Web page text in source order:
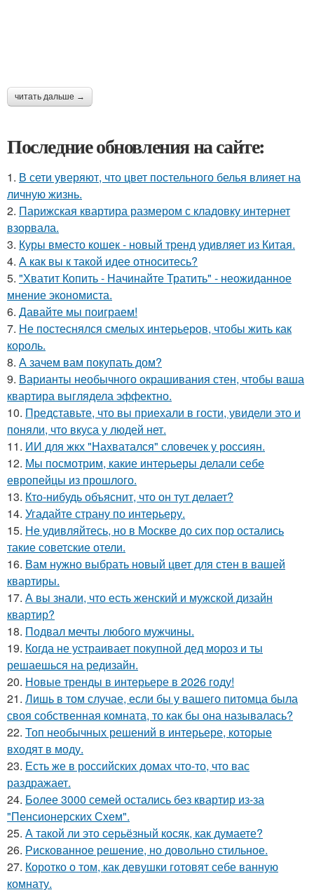
читать дальше →
Последние обновления на сайте:
1. В сети уверяют, что цвет постельного белья влияет на
личную жизнь.
2. Парижская квартира размером с кладовку интернет
взорвала.
3. Куры вместо кошек - новый тренд удивляет из Китая.
4. А как вы к такой идее относитесь?
5. "Хватит Копить - Начинайте Тратить" - неожиданное
мнение экономиста.
6. Давайте мы поиграем!
7. Не постеснялся смелых интерьеров, чтобы жить как
король.
8. А зачем вам покупать дом?
9. Варианты необычного окрашивания стен, чтобы ваша
квартира выглядела эффектно.
10. Представьте, что вы приехали в гости, увидели это и
поняли, что вкуса у людей нет.
11. ИИ для жкх "Нахватался" словечек у россиян.
12. Мы посмотрим, какие интерьеры делали себе
европейцы из прошлого.
13. Кто-нибудь объяснит, что он тут делает?
14. Угадайте страну по интерьеру.
15. Не удивляйтесь, но в Москве до сих пор остались
такие советские отели.
16. Вам нужно выбрать новый цвет для стен в вашей
квартиры.
17. А вы знали, что есть женский и мужской дизайн
квартир?
18. Подвал мечты любого мужчины.
19. Когда не устраивает покупной дед мороз и ты
решаешься на редизайн.
20. Новые тренды в интерьере в 2026 году!
21. Лишь в том случае, если бы у вашего питомца была
своя собственная комната, то как бы она называлась?
22. Топ необычных решений в интерьере, которые
входят в моду.
23. Есть же в российских домах что-то, что вас
раздражает.
24. Более 3000 семей остались без квартир из-за
"Пенсионерских Схем".
25. А такой ли это серьёзный косяк, как думаете?
26. Рискованное решение, но довольно стильное.
27. Коротко о том, как девушки готовят себе ванную
комнату.